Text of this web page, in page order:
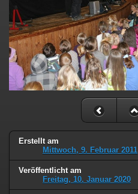
Erstellt am
Mittwoch, 9. Februar 2011
Veröffentlicht am
Freitag, 10. Januar 2020